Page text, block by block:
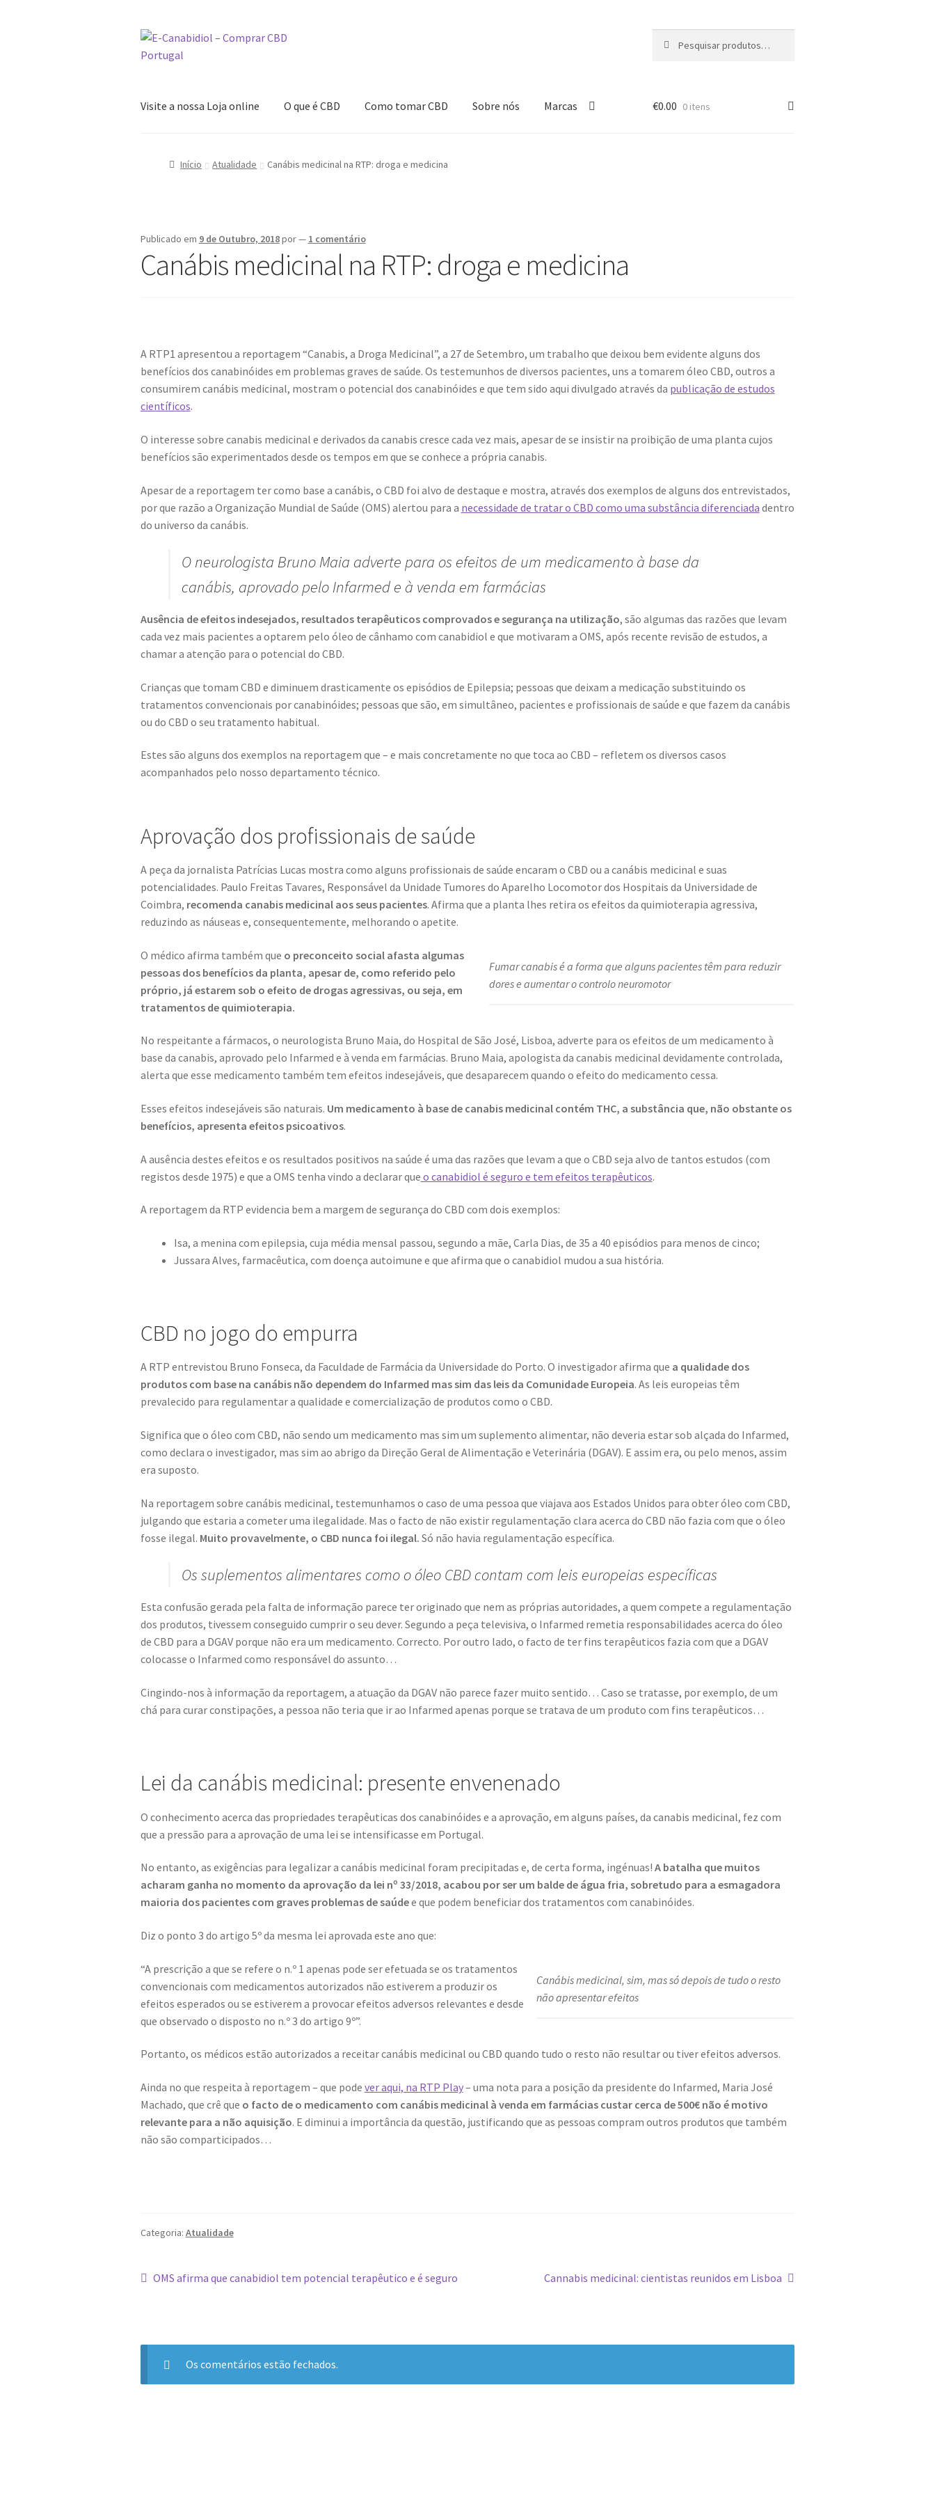
Ir
para
Saltar
para
por:
Visite a nossa Loja online O que é CBD Como tomar CBD Sobre nós Marcas €0.00 0 itens
Início Atualidade Canábis medicinal na RTP: droga e medicina
Publicado em 9 de Outubro, 2018por— 1 comentário
Canábis medicinal na RTP: droga e medicina
A RTP1 apresentou a reportagem “Canabis, a Droga Medicinal”, a 27 de Setembro, um trabalho que deixou bem evidente alguns dos
benefícios dos canabinóides em problemas graves de saúde. Os testemunhos de diversos pacientes, uns a tomarem óleo CBD, outros a
consumirem canábis medicinal, mostram o potencial dos canabinóides e que tem sido aqui divulgado através da publicação de estudos
científicos.
O interesse sobre canabis medicinal e derivados da canabis cresce cada vez mais, apesar de se insistir na proibição de uma planta cujos
benefícios são experimentados desde os tempos em que se conhece a própria canabis.
Apesar de a reportagem ter como base a canábis, o CBD foi alvo de destaque e mostra, através dos exemplos de alguns dos entrevistados,
por que razão a Organização Mundial de Saúde (OMS) alertou para a necessidade de tratar o CBD como uma substância diferenciada dentro
do universo da canábis.
O neurologista Bruno Maia adverte para os efeitos de um medicamento à base da
canábis, aprovado pelo Infarmed e à venda em farmácias
Ausência de efeitos indesejados, resultados terapêuticos comprovados e segurança na utilização, são algumas das razões que levam
cada vez mais pacientes a optarem pelo óleo de cânhamo com canabidiol e que motivaram a OMS, após recente revisão de estudos, a
chamar a atenção para o potencial do CBD.
Crianças que tomam CBD e diminuem drasticamente os episódios de Epilepsia; pessoas que deixam a medicação substituindo os
tratamentos convencionais por canabinóides; pessoas que são, em simultâneo, pacientes e profissionais de saúde e que fazem da canábis
ou do CBD o seu tratamento habitual.
Estes são alguns dos exemplos na reportagem que – e mais concretamente no que toca ao CBD – refletem os diversos casos
acompanhados pelo nosso departamento técnico.
Aprovação dos profissionais de saúde
A peça da jornalista Patrícias Lucas mostra como alguns profissionais de saúde encaram o CBD ou a canábis medicinal e suas
potencialidades. Paulo Freitas Tavares, Responsável da Unidade Tumores do Aparelho Locomotor dos Hospitais da Universidade de
Coimbra, recomenda canabis medicinal aos seus pacientes. Afirma que a planta lhes retira os efeitos da quimioterapia agressiva,
reduzindo as náuseas e, consequentemente, melhorando o apetite.
Fumar canabis é a forma que alguns pacientes têm para reduzir
dores e aumentar o controlo neuromotor
O médico afirma também que o preconceito social afasta algumas
pessoas dos benefícios da planta, apesar de, como referido pelo
próprio, já estarem sob o efeito de drogas agressivas, ou seja, em
tratamentos de quimioterapia.
No respeitante a fármacos, o neurologista Bruno Maia, do Hospital de São José, Lisboa, adverte para os efeitos de um medicamento à
base da canabis, aprovado pelo Infarmed e à venda em farmácias. Bruno Maia, apologista da canabis medicinal devidamente controlada,
alerta que esse medicamento também tem efeitos indesejáveis, que desaparecem quando o efeito do medicamento cessa.
Esses efeitos indesejáveis são naturais. Um medicamento à base de canabis medicinal contém THC, a substância que, não obstante os
benefícios, apresenta efeitos psicoativos.
A ausência destes efeitos e os resultados positivos na saúde é uma das razões que levam a que o CBD seja alvo de tantos estudos (com
registos desde 1975) e que a OMS tenha vindo a declarar que o canabidiol é seguro e tem efeitos terapêuticos.
A reportagem da RTP evidencia bem a margem de segurança do CBD com dois exemplos:
Isa, a menina com epilepsia, cuja média mensal passou, segundo a mãe, Carla Dias, de 35 a 40 episódios para menos de cinco;
Jussara Alves, farmacêutica, com doença autoimune e que afirma que o canabidiol mudou a sua história.
CBD no jogo do empurra
A RTP entrevistou Bruno Fonseca, da Faculdade de Farmácia da Universidade do Porto. O investigador afirma que a qualidade dos
produtos com base na canábis não dependem do Infarmed mas sim das leis da Comunidade Europeia. As leis europeias têm
prevalecido para regulamentar a qualidade e comercialização de produtos como o CBD.
Significa que o óleo com CBD, não sendo um medicamento mas sim um suplemento alimentar, não deveria estar sob alçada do Infarmed,
como declara o investigador, mas sim ao abrigo da Direção Geral de Alimentação e Veterinária (DGAV). E assim era, ou pelo menos, assim
era suposto.
Na reportagem sobre canábis medicinal, testemunhamos o caso de uma pessoa que viajava aos Estados Unidos para obter óleo com CBD,
julgando que estaria a cometer uma ilegalidade. Mas o facto de não existir regulamentação clara acerca do CBD não fazia com que o óleo
fosse ilegal. Muito provavelmente, o CBD nunca foi ilegal. Só não havia regulamentação específica.
Os suplementos alimentares como o óleo CBD contam com leis europeias específicas
Esta confusão gerada pela falta de informação parece ter originado que nem as próprias autoridades, a quem compete a regulamentação
dos produtos, tivessem conseguido cumprir o seu dever. Segundo a peça televisiva, o Infarmed remetia responsabilidades acerca do óleo
de CBD para a DGAV porque não era um medicamento. Correcto. Por outro lado, o facto de ter fins terapêuticos fazia com que a DGAV
colocasse o Infarmed como responsável do assunto…
Cingindo-nos à informação da reportagem, a atuação da DGAV não parece fazer muito sentido… Caso se tratasse, por exemplo, de um
chá para curar constipações, a pessoa não teria que ir ao Infarmed apenas porque se tratava de um produto com fins terapêuticos…
Lei da canábis medicinal: presente envenenado
O conhecimento acerca das propriedades terapêuticas dos canabinóides e a aprovação, em alguns países, da canabis medicinal, fez com
que a pressão para a aprovação de uma lei se intensificasse em Portugal.
No entanto, as exigências para legalizar a canábis medicinal foram precipitadas e, de certa forma, ingénuas! A batalha que muitos
acharam ganha no momento da aprovação da lei nº 33/2018, acabou por ser um balde de água fria, sobretudo para a esmagadora
maioria dos pacientes com graves problemas de saúdee que podem beneficiar dos tratamentos com canabinóides.
Diz o ponto 3 do artigo 5º da mesma lei aprovada este ano que:
Canábis medicinal, sim, mas só depois de tudo o resto
não apresentar efeitos
“A prescrição a que se refere o n.º 1 apenas pode ser efetuada se os tratamentos
convencionais com medicamentos autorizados não estiverem a produzir os
efeitos esperados ou se estiverem a provocar efeitos adversos relevantes e desde
que observado o disposto no n.º 3 do artigo 9º”.
Portanto, os médicos estão autorizados a receitar canábis medicinal ou CBD quando tudo o resto não resultar ou tiver efeitos adversos.
Ainda no que respeita à reportagem – que pode ver aqui, na RTP Play– uma nota para a posição da presidente do Infarmed, Maria José
Machado, que crê que o facto de o medicamento com canábis medicinal à venda em farmácias custar cerca de 500€ não é motivo
relevante para a não aquisição. E diminui a importância da questão, justificando que as pessoas compram outros produtos que também
não são comparticipados…
Categoria: Atualidade
Navegação
Artigo
OMS afirma que canabidiol tem potencial terapêutico e é seguro
Artigo
Cannabis medicinal: cientistas reunidos em Lisboa
Os comentários estão fechados.